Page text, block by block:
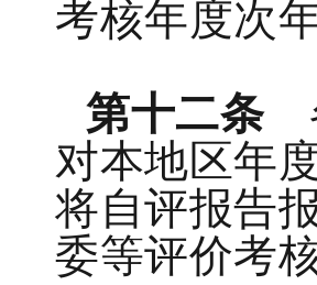
考核年度次
第十二条
对本地区年
将自评报告
委等评价考